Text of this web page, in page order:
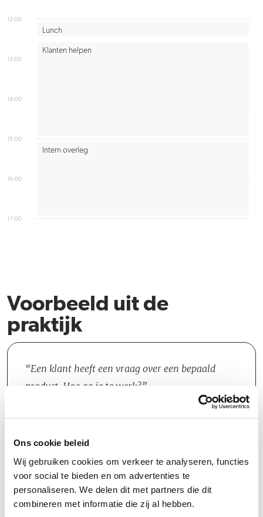
Ons cookie beleid
Wij gebruiken cookies om verkeer te analyseren, functies
voor social te bieden en om advertenties te
personaliseren. We delen dit met partners die dit
combineren met informatie die zij al hebben.
12:00
13:00
14:00
15:00
16:00
17:00
Lunch
Klanten helpen
Intern overleg
Voorbeeld uit de
praktijk
Een klant heeft een vraag over een bepaald
product. Hoe ga je te werk?